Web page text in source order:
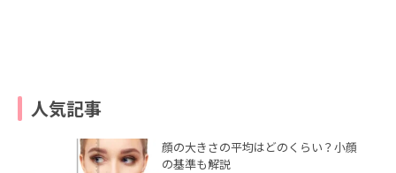
人気記事
顔の大きさの平均はどのくらい？小顔
の基準も解説